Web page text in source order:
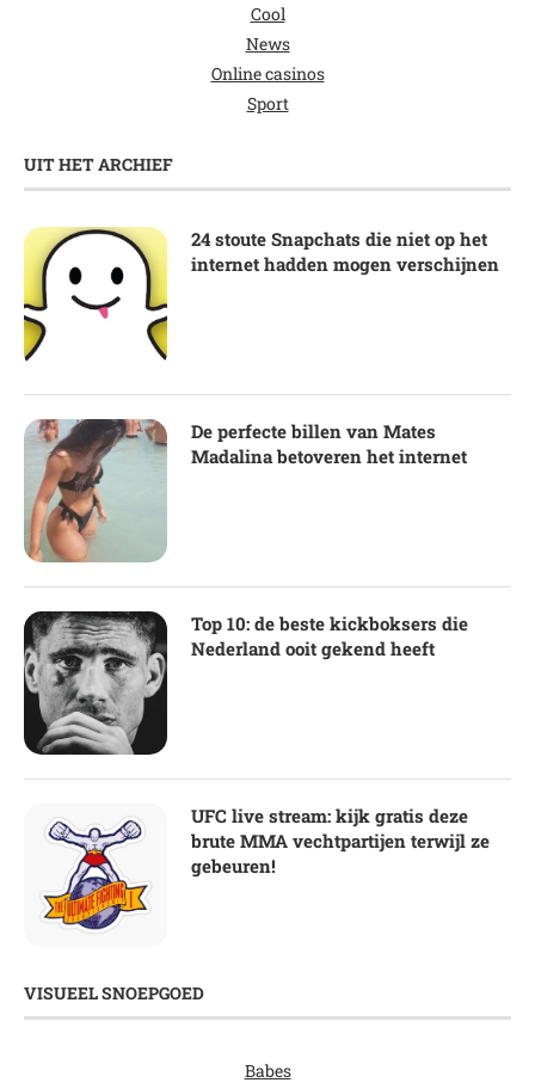
Cool
News
Online casinos
Sport
UIT HET ARCHIEF
24 stoute Snapchats die niet op het
internet hadden mogen verschijnen
De perfecte billen van Mates
Madalina betoveren het internet
Top 10: de beste kickboksers die
Nederland ooit gekend heeft
UFC live stream: kijk gratis deze
brute MMA vechtpartijen terwijl ze
gebeuren!
VISUEEL SNOEPGOED
Babes